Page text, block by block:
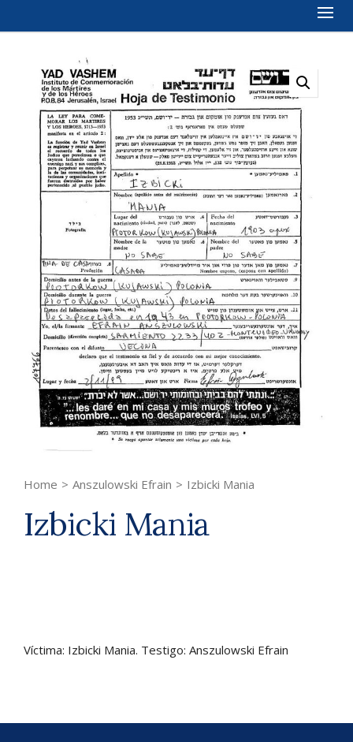
Home > Anszulowski Efrain > Izbicki Mania
Izbicki Mania
Víctima: Izbicki Mania. Testigo: Anszulowski Efrain